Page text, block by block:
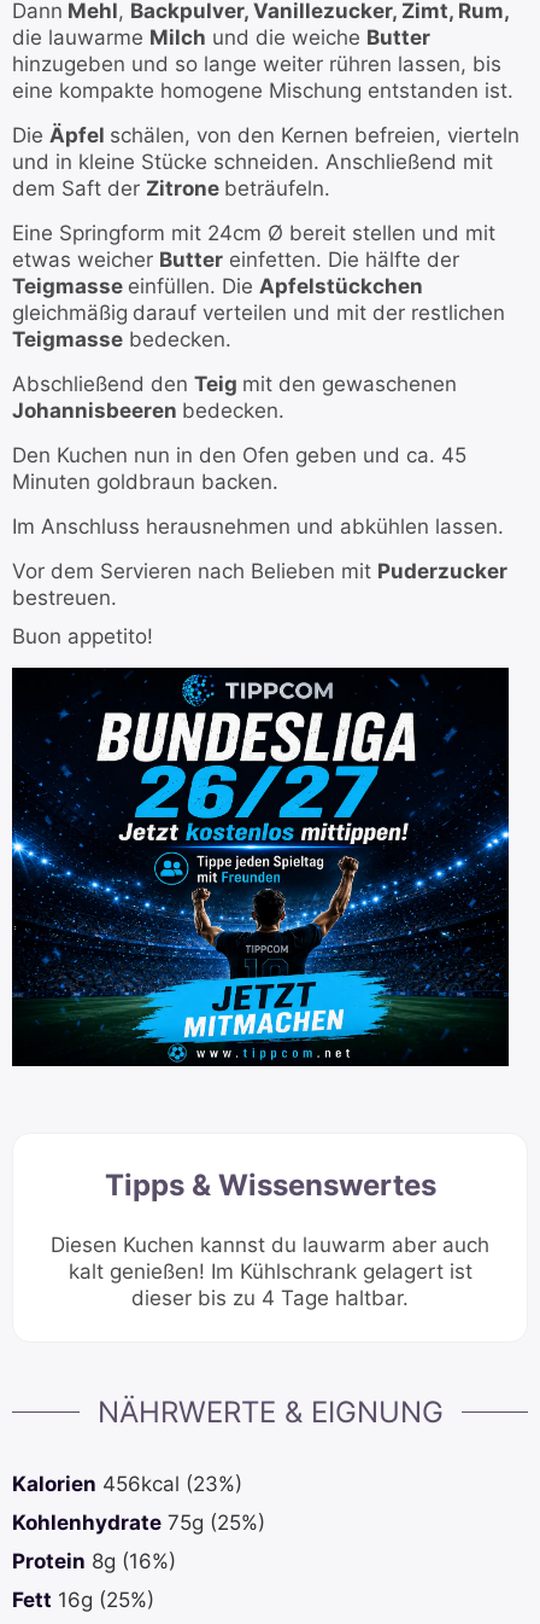
Dann Mehl, Backpulver, Vanillezucker, Zimt, Rum,
die lauwarme Milch und die weiche Butter
hinzugeben und so lange weiter rühren lassen, bis
eine kompakte homogene Mischung entstanden ist.
Die Äpfel schälen, von den Kernen befreien, vierteln
und in kleine Stücke schneiden. Anschließend mit
dem Saft der Zitrone beträufeln.
Eine Springform mit 24cm Ø bereit stellen und mit
etwas weicher Butter einfetten. Die hälfte der
Teigmasse einfüllen. Die Apfelstückchen
gleichmäßig darauf verteilen und mit der restlichen
Teigmasse bedecken.
Abschließend den Teig mit den gewaschenen
Johannisbeeren bedecken.
Den Kuchen nun in den Ofen geben und ca. 45
Minuten goldbraun backen.
Im Anschluss herausnehmen und abkühlen lassen.
Vor dem Servieren nach Belieben mit Puderzucker
bestreuen.
Buon appetito!
Tipps & Wissenswertes
Diesen Kuchen kannst du lauwarm aber auch
kalt genießen! Im Kühlschrank gelagert ist
dieser bis zu 4 Tage haltbar.
NÄHRWERTE & EIGNUNG
Kalorien 456kcal (23%)
Kohlenhydrate 75g (25%)
Protein 8g (16%)
Fett 16g (25%)